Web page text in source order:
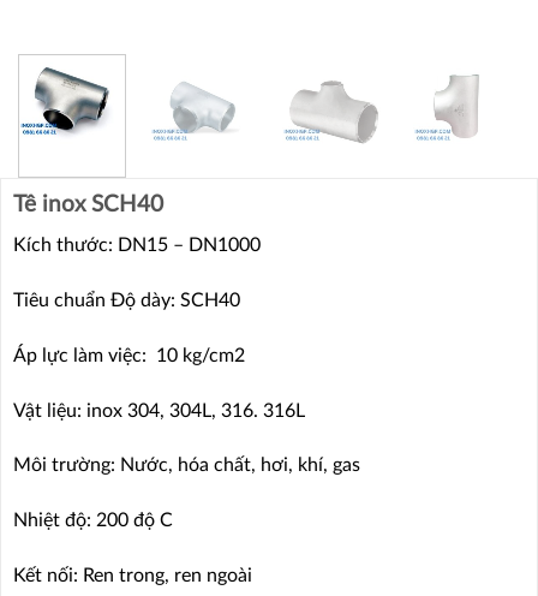
Tê inox SCH40
Kích thước: DN15 – DN1000
Tiêu chuẩn Độ dày: SCH40
Áp lực làm việc: 10 kg/cm2
Vật liệu: inox 304, 304L, 316. 316L
Môi trường: Nước, hóa chất, hơi, khí, gas
Nhiệt độ: 200 độ C
Kết nối: Ren trong, ren ngoài